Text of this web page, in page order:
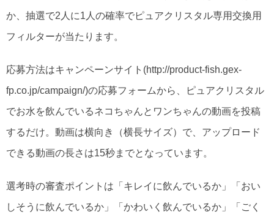
か、抽選で2人に1人の確率でピュアクリスタル専用交換用
フィルターが当たります。
応募方法はキャンペーンサイト(http://product-fish.gex-
fp.co.jp/campaign/)の応募フォームから、ピュアクリスタル
でお水を飲んでいるネコちゃんとワンちゃんの動画を投稿
するだけ。動画は横向き（横長サイズ）で、アップロード
できる動画の長さは15秒までとなっています。
選考時の審査ポイントは「キレイに飲んでいるか」「おい
しそうに飲んでいるか」「かわいく飲んでいるか」「ごく